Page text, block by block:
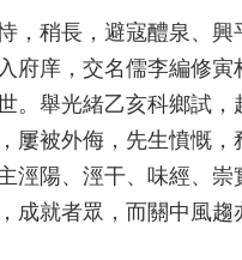
，稍長，避寇醴泉、
府庠，交名儒李編修
。舉光緒乙亥科鄉試
屢被外侮，先生憤慨
涇陽、涇干、味經、
成就者眾，而關中風趨